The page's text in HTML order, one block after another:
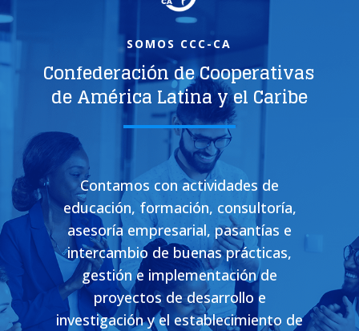
SOMOS CCC-CA
Confederación de Cooperativas
de América Latina y el Caribe
Contamos con actividades de
educación, formación, consultoría,
asesoría empresarial, pasantías e
intercambio de buenas prácticas,
gestión e implementación de
proyectos de desarrollo e
investigación y el establecimiento de